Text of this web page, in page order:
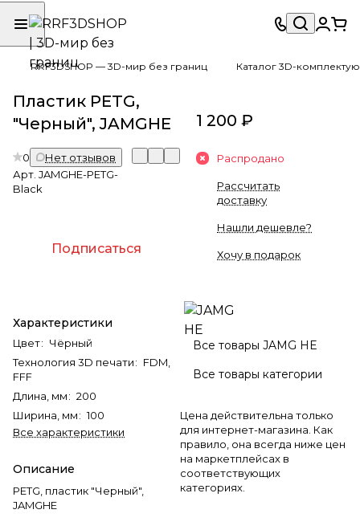
RRF3DSHOP — 3D-мир без границ Каталог 3D-
Пластик PETG,
"Черный", JAMGHE
0
Нет отзывов
Арт. JAMGHE-PETG-
Black
Подписаться
Характеристики
Цвет: Чёрный
Технология 3D печати: FDM,
FFF
Длина, мм: 200
Ширина, мм: 100
Все характеристики
Описание
PETG, пластик "Черный",
JAMGHE
1 200 ₽
Распродано
Рассчитать
доставку
Нашли дешевле?
Хочу в подарок
Все товары JAMG HE
Все товары категории
Цена действительна только
для интернет-магазина. Как
правило, она всегда ниже цен
на маркетплейсах в
соответствующих
категориях.